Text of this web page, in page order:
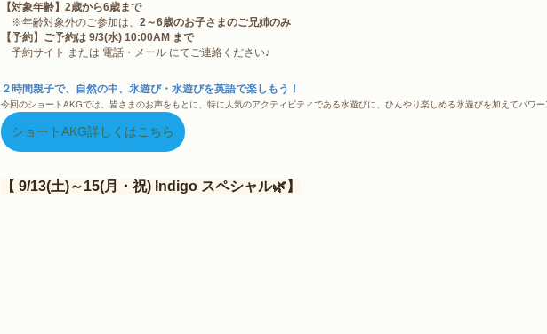
【対象年齢】2歳から6歳まで
※年齢対象外のご参加は、 2～6歳のお子さまのご兄姉のみ
【予約】 ご予約は 9/3(水) 10:00AM まで
予約サイト または 電話・メール にてご連絡ください♪
２時間親子で、自然の中、氷遊び・水遊びを英語で楽しもう！
今回のショートAKGでは、皆さまのお声をもとに、特に人気のアクティビティである水遊びに、ひんやり楽しめる氷遊びを加えてパワー
ショートAKG詳しくはこちら
【 9/13(土)～15(月・祝) Indigo スペシャル🌿】